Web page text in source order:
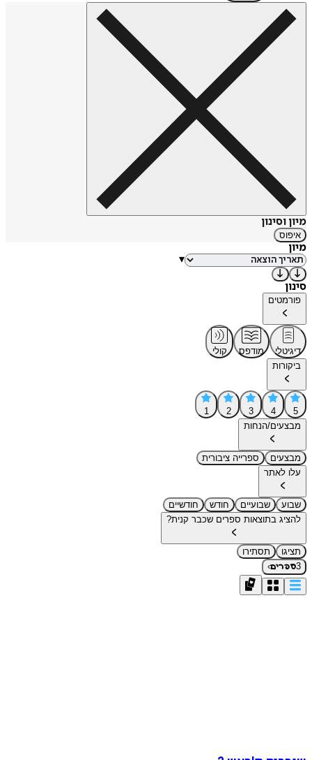
מיון וסינון
איפוס
מיון
▾
סינון
פורמטים
דיגיטלי מודפס
קולי
ביקורות
5
4
3
2
1
מבצעים/הנחות
מבצעים
ספרייה ציבורית
עלו לאתר
שבוע שבועיים חודש
חודשיים
להציג בתוצאות ספרים שכבר קנית?
תציגו
תסתירו
3ספרים›